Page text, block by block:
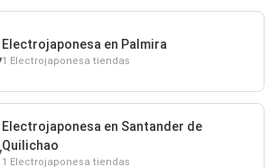
Electrojaponesa en Palmira
1 Electrojaponesa tiendas
Electrojaponesa en Santander de
Quilichao
1 Electrojaponesa tiendas